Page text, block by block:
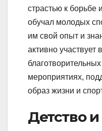
страстью к борьбе
обучал молодых
им свой опыт и
активно участвует
мероприятиях,
образ жизни и
Детство